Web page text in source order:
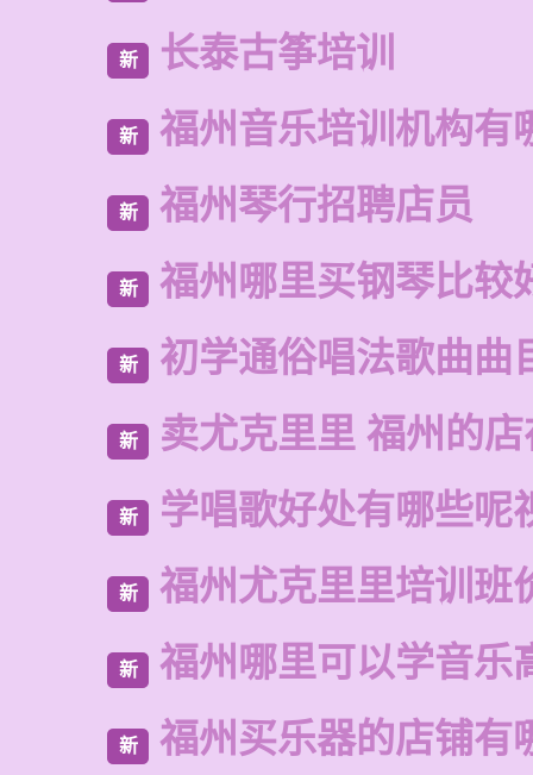
新 长泰古筝培训
新 福州音乐培训机构有
新 福州琴行招聘店员
新 福州哪里买钢琴比较
新 初学通俗唱法歌曲曲
新 卖尤克里里 福州的
新 学唱歌好处有哪些呢
新 福州尤克里里培训班
新 福州哪里可以学音乐
新 福州买乐器的店铺有